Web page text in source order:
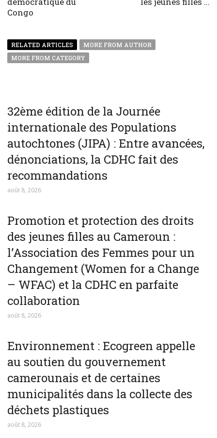
Congo
RELATED ARTICLES
MORE FROM AUTHOR
MORE FROM CATEGORY
32ème édition de la Journée
internationale des Populations
autochtones (JIPA) : Entre avancées,
dénonciations, la CDHC fait des
recommandations
août 8, 2026
Promotion et protection des droits
des jeunes filles au Cameroun :
l’Association des Femmes pour un
Changement (Women for a Change
– WFAC) et la CDHC en parfaite
collaboration
août 8, 2026
Environnement : Ecogreen appelle
au soutien du gouvernement
camerounais et de certaines
municipalités dans la collecte des
déchets plastiques
août 8, 2026